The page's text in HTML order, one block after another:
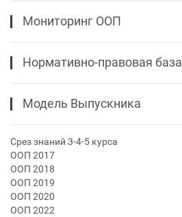
Мониторинг ООП
Нормативно-правовая база
Модель Выпускника
Срез знаний 3-4-5 курса
ООП 2017
ООП 2018
ООП 2019
ООП 2020
ООП 2022